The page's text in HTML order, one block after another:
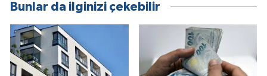
Bunlar da ilginizi çekebilir